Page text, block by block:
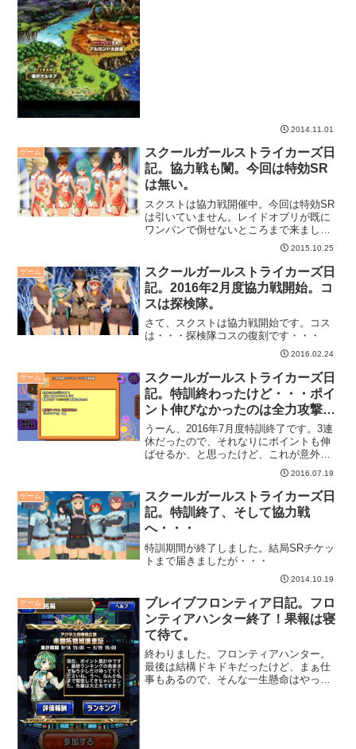
2014.11.01
ゲーム
スクールガールストライカーズ日
記。協力戦も闌。今回は特効SR
は無い。
スクストは協力戦開催中。今回は特効SR
は引いていません。レイドオブリが既に
ワンパンで倒せないところまで来ました
ので、ここからが勝負かな、と。2015.10.25
ゲーム
スクールガールストライカーズ日
記。2016年2月度協力戦開始。コ
スは探検隊。
さて、スクストは協力戦開始です。コス
は・・・探検隊コスの復刻です・・・
2016.02.24
ゲーム
スクールガールストライカーズ日
記。特訓終わったけど・・・ポイ
ント伸びなかったのは全力攻撃の
せい？
うーん、2016年7月度特訓終了です。3連
休だったので、それなりにポイントも伸
ばせるか、と思ったけど、これが意外に
2016.07.19
ゲーム
スクールガールストライカーズ日
記。特訓終了、そして協力戦
へ・・・
特訓期間が終了しました。結局SRチケッ
トまで届きましたが・・・
2014.10.19
ゲーム
ブレイブフロンティア日記。フロ
ンティアハンター終了！果報は寝
て待て。
終わりました。フロンティアハンター。
最後は結構ドキドキだったけど、まぁ仕
事もあるので、そんな一生懸命はやって